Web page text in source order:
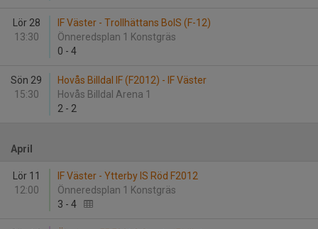
Lör 28
13:30
IF Väster - Trollhättans BoIS (F-12)
Önneredsplan 1 Konstgräs
0 - 4
Sön 29
15:30
Hovås Billdal IF (F2012) - IF Väster
Hovås Billdal Arena 1
2 - 2
April
Lör 11
12:00
IF Väster - Ytterby IS Röd F2012
Önneredsplan 1 Konstgräs
3 - 4